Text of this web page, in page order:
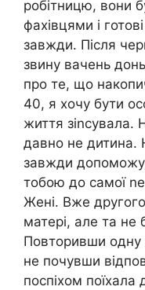
робітницю, вони
фахівцями і
завжди. Після
звину вачень
про те, що
40, я хочу бути
життя
давно не дитина.
завжди
тобою до самої
Жені. Вже
матері, але та не
Повторивши одну
не почувши
поспіхом